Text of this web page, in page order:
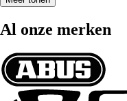
Al onze merken